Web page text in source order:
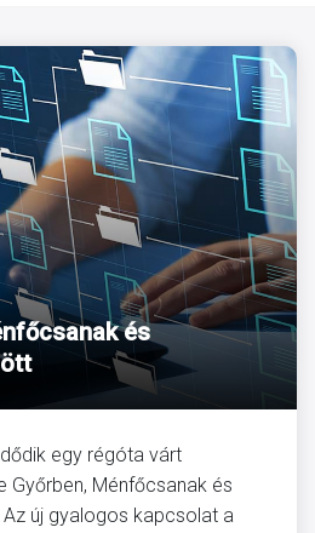
és
egy régóta várt
Győrben, Ménfőcsanak és
Az új gyalogos kapcsolat a